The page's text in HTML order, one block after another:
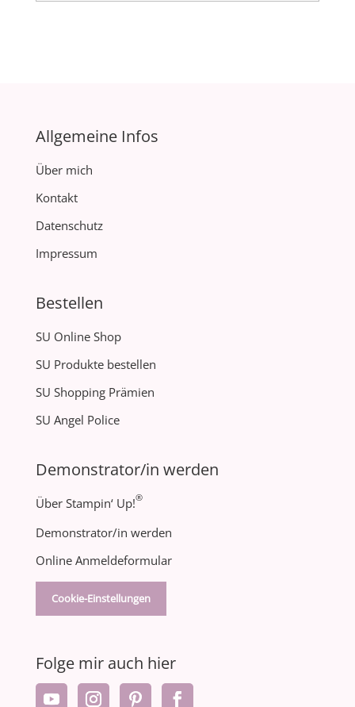
Allgemeine Infos
Über mich
Kontakt
Datenschutz
Impressum
Bestellen
SU Online Shop
SU Produkte bestellen
SU Shopping Prämien
SU Angel Police
Demonstrator/in werden
Über Stampin‘ Up!®
Demonstrator/in werden
Online Anmeldeformular
Cookie-Einstellungen
Folge mir auch hier